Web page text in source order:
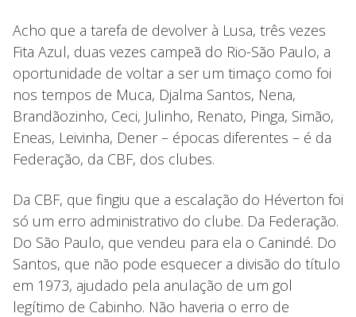
Acho que a tarefa de devolver à Lusa, três vezes
Fita Azul, duas vezes campeã do Rio-São Paulo, a
oportunidade de voltar a ser um timaço como foi
nos tempos de Muca, Djalma Santos, Nena,
Brandãozinho, Ceci, Julinho, Renato, Pinga, Simão,
Eneas, Leivinha, Dener – épocas diferentes – é da
Federação, da CBF, dos clubes.
Da CBF, que fingiu que a escalação do Héverton foi
só um erro administrativo do clube. Da Federação.
Do São Paulo, que vendeu para ela o Canindé. Do
Santos, que não pode esquecer a divisão do título
em 1973, ajudado pela anulação de um gol
legítimo de Cabinho. Não haveria o erro de